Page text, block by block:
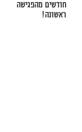
חודשים מהפגישה
ראשונה!